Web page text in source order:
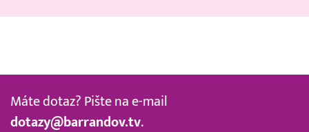
Máte dotaz? Pište na e-mail
dotazy@barrandov.tv.